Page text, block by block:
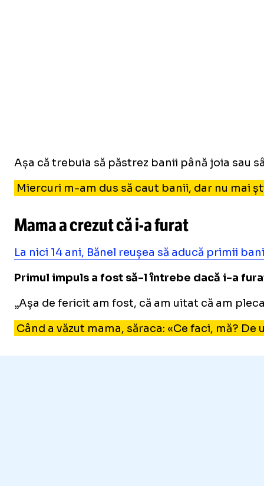
Așa că trebuia să păstrez banii până joia sau
Miercuri m-am dus să caut banii, dar nu mai
Mama a crezut căi-afurat
La nici 14 ani, Bănel reușea să aducă primii
Primul impuls a fost să-l întrebe dacă i-a
„Așa de fericit am fost, că am uitat că am
Când a văzut mama, săraca: «Ce faci, mă?